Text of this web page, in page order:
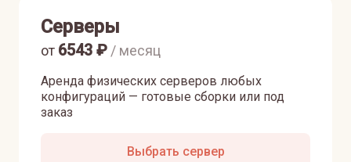
Серверы
Аренда физических серверов любых
конфигураций — готовые сборки или под
заказ
от 6543 ₽ / месяц
Выбрать сервер